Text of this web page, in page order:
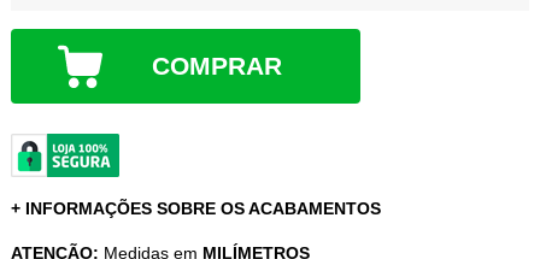
COMPRAR
+ INFORMAÇÕES SOBRE OS ACABAMENTOS
ATENÇÃO: Medidas em MILÍMETROS